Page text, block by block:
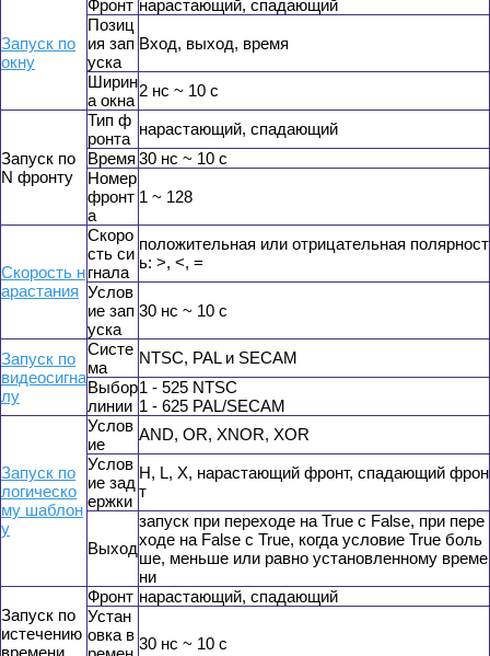
Запуск по
окну
Фронт нарастающий, спадающий
Позиц
ия зап
уска
Вход, выход, время
Ширин
а окна
2 нс ~ 10 с
Запуск по
N фронту
Тип ф
ронта
нарастающий, спадающий
Время 30 нс ~ 10 с
Номер
фронт
а
1 ~ 128
Скорость н
арастания
Скоро
сть си
гнала
положительная или отрицательная полярност
ь: >, <, =
Услов
ие зап
уска
30 нс ~ 10 с
Запуск по
видеосигна
лу
Cисте
ма
NTSC, PAL и SECAM
Выбор
линии
1 - 525 NTSC
1 - 625 PAL/SECAM
Запуск по
логическо
му шаблон
у
Услов
ие
AND, OR, XNOR, XOR
Услов
ие зад
ержки
H, L, X, нарастающий фронт, спадающий фрон
т
Выход
запуск при переходе на True с False, при пере
ходе на False с True, когда условие True боль
ше, меньше или равно установленному време
ни
Запуск по
истечению
Фронт нарастающий, спадающий
Устан
овка в 30 нс ~ 10 с